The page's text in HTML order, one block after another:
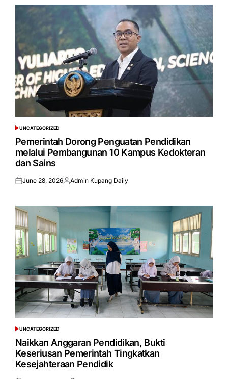
POSTED
IN
UNCATEGORIZED
Pemerintah Dorong Penguatan Pendidikan
melalui Pembangunan 10 Kampus Kedokteran
dan Sains
Posted
June 28, 2026Posted
Admin Kupang Daily
POSTED
IN
UNCATEGORIZED
Naikkan Anggaran Pendidikan, Bukti
Keseriusan Pemerintah Tingkatkan
Kesejahteraan Pendidik